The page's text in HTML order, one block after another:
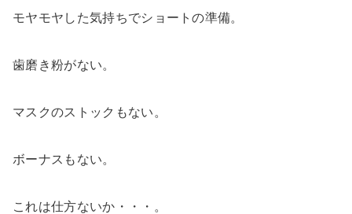
モヤモヤした気持ちでショートの準備。
歯磨き粉がない。
マスクのストックもない。
ボーナスもない。
これは仕方ないか・・・。